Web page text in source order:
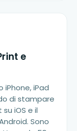
e
iPad
di stampare
iOS e il
Sono